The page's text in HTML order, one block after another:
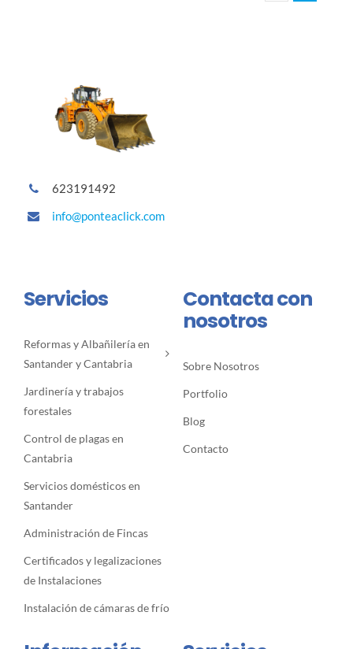
623191492
info@ponteaclick.com
Servicios
Reformas y Albañilería en
Santander y Cantabria
Jardinería y trabajos
forestales
Control de plagas en
Cantabria
Servicios domésticos en
Santander
Administración de Fincas
Certificados y legalizaciones
de Instalaciones
Instalación de cámaras de frío
Contacta con
nosotros
Sobre Nosotros
Portfolio
Blog
Contacto